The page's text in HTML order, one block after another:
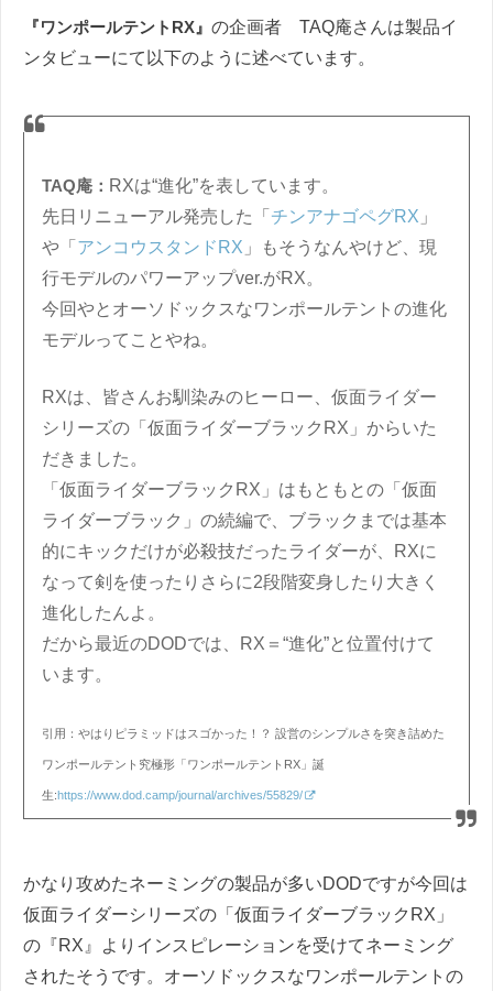
『ワンポールテントRX』 の企画者 TAQ庵さんは製品イ
ンタビューにて以下のように述べています。
TAQ庵： RXは“進化”を表しています。
先日リニューアル発売した「 チンアナゴペグRX 」
や「 アンコウスタンドRX 」もそうなんやけど、現
行モデルのパワーアップver.がRX。
今回やとオーソドックスなワンポールテントの進化
モデルってことやね。
RXは、皆さんお馴染みのヒーロー、仮面ライダー
シリーズの「仮面ライダーブラックRX」からいた
だきました。
「仮面ライダーブラックRX」はもともとの「仮面
ライダーブラック」の続編で、ブラックまでは基本
的にキックだけが必殺技だったライダーが、RXに
なって剣を使ったりさらに2段階変身したり大きく
進化したんよ。
だから最近のDODでは、RX＝“進化”と位置付けて
います。
引用：やはりピラミッドはスゴかった！？ 設営のシンプルさを突き詰めた
ワンポールテント究極形「ワンポールテントRX」誕
生:https://www.dod.camp/journal/archives/55829/
かなり攻めたネーミングの製品が多いDODですが今回は
仮面ライダーシリーズの「仮面ライダーブラックRX」
の『RX』よりインスピレーションを受けてネーミング
されたそうです。オーソドックスなワンポールテントの